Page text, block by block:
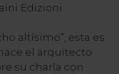
Edizioni.
altísimo”, esta es
el arquitecto
su charla con